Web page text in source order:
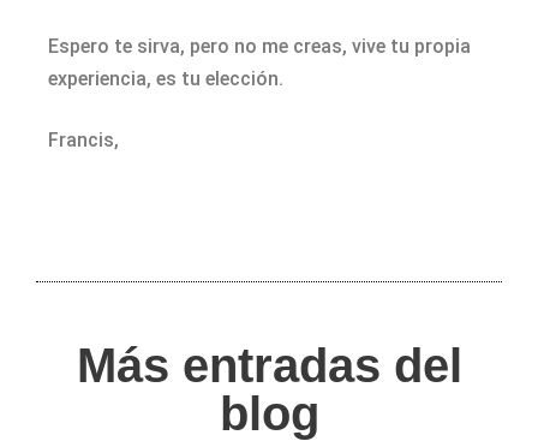
Espero te sirva, pero no me creas, vive tu propia
experiencia, es tu elección.
Francis,
Más entradas del
blog